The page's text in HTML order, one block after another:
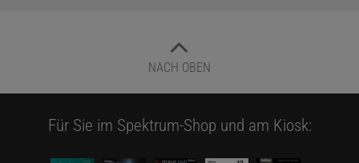
NACH OBEN
Für Sie im Spektrum-Shop und am Kiosk: